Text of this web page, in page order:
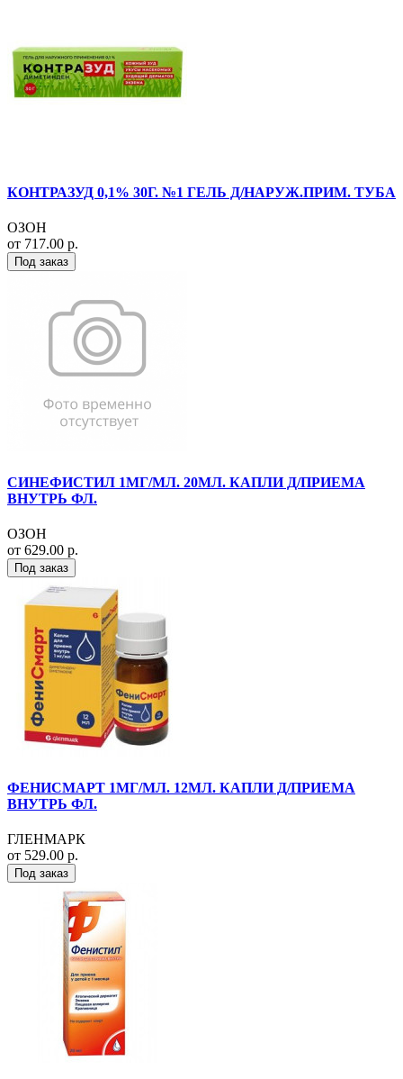
КОНТРАЗУД 0,1% 30Г. №1 ГЕЛЬ Д/НАРУЖ.ПРИМ. ТУБА
ОЗОН
от 717.00 р.
Под заказ
СИНЕФИСТИЛ 1МГ/МЛ. 20МЛ. КАПЛИ Д/ПРИЕМА
ВНУТРЬ ФЛ.
ОЗОН
от 629.00 р.
Под заказ
ФЕНИСМАРТ 1МГ/МЛ. 12МЛ. КАПЛИ Д/ПРИЕМА
ВНУТРЬ ФЛ.
ГЛЕНМАРК
от 529.00 р.
Под заказ